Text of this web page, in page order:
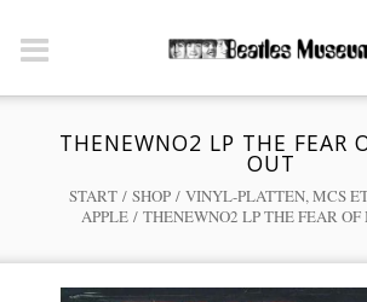
THENEWNO2 LP THE FEAR
OUT
START/ SHOP/ VINYL-PLATTEN, MCS
APPLE/ THENEWNO2 LP THE FEAR OF